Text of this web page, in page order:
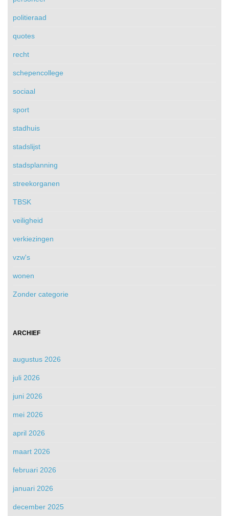
politieraad
quotes
recht
schepencollege
sociaal
sport
stadhuis
stadslijst
stadsplanning
streekorganen
TBSK
veiligheid
verkiezingen
vzw's
wonen
Zonder categorie
ARCHIEF
augustus 2026
juli 2026
juni 2026
mei 2026
april 2026
maart 2026
februari 2026
januari 2026
december 2025